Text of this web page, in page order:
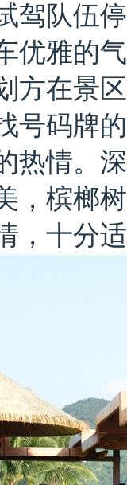
队伍停
优雅的
方在景
号码牌
热情。
，槟榔
，十分